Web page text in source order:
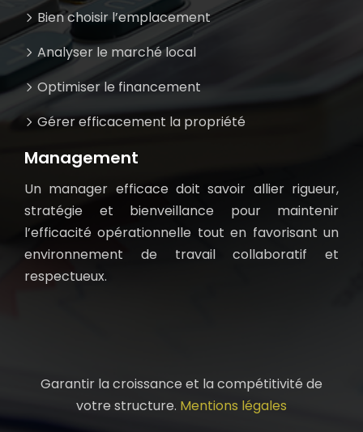
Bien choisir l’emplacement
Analyser le marché local
Optimiser le financement
Gérer efficacement la propriété
Management
Un manager efficace doit savoir allier rigueur,
stratégie et bienveillance pour maintenir
l’efficacité opérationnelle tout en favorisant un
environnement de travail collaboratif et
respectueux.
Garantir la croissance et la compétitivité de
votre structure. Mentions légales